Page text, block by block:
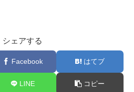
シェアする
Facebook はてブ
LINE コピー